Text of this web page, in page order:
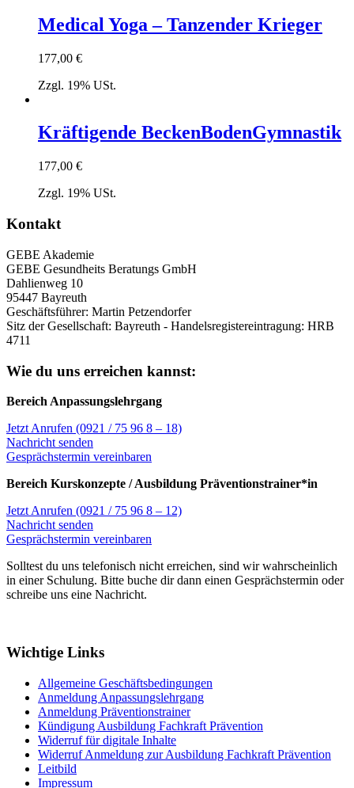
Medical Yoga – Tanzender Krieger
177,00 €
Zzgl. 19% USt.
Kräftigende BeckenBodenGymnastik
177,00 €
Zzgl. 19% USt.
Kontakt
GEBE Akademie
GEBE Gesundheits Beratungs GmbH
Dahlienweg 10
95447 Bayreuth
Geschäftsführer: Martin Petzendorfer
Sitz der Gesellschaft: Bayreuth - Handelsregistereintragung: HRB
4711
Wie du uns erreichen kannst:
Bereich Anpassungslehrgang
Jetzt Anrufen (0921 / 75 96 8 – 18)
Nachricht senden
Gesprächstermin vereinbaren
Bereich Kurskonzepte / Ausbildung Präventionstrainer*in
Jetzt Anrufen (0921 / 75 96 8 – 12)
Nachricht senden
Gesprächstermin vereinbaren
Solltest du uns telefonisch nicht erreichen, sind wir wahrscheinlich
in einer Schulung. Bitte buche dir dann einen Gesprächstermin oder
schreibe uns eine Nachricht.
Wichtige Links
Allgemeine Geschäftsbedingungen
Anmeldung Anpassungslehrgang
Anmeldung Präventionstrainer
Kündigung Ausbildung Fachkraft Prävention
Widerruf für digitale Inhalte
Widerruf Anmeldung zur Ausbildung Fachkraft Prävention
Leitbild
Impressum